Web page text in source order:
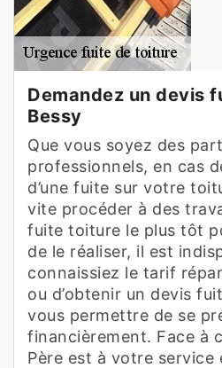
Demandez un devis
Bessy
Que vous soyez des
professionnels, en cas
d’une fuite sur votre
vite procéder à des
fuite toiture le plus tôt
de le réaliser, il est
connaissiez le tarif
ou d’obtenir un devis
vous permettre de se
financièrement. Face à
Père est à votre service